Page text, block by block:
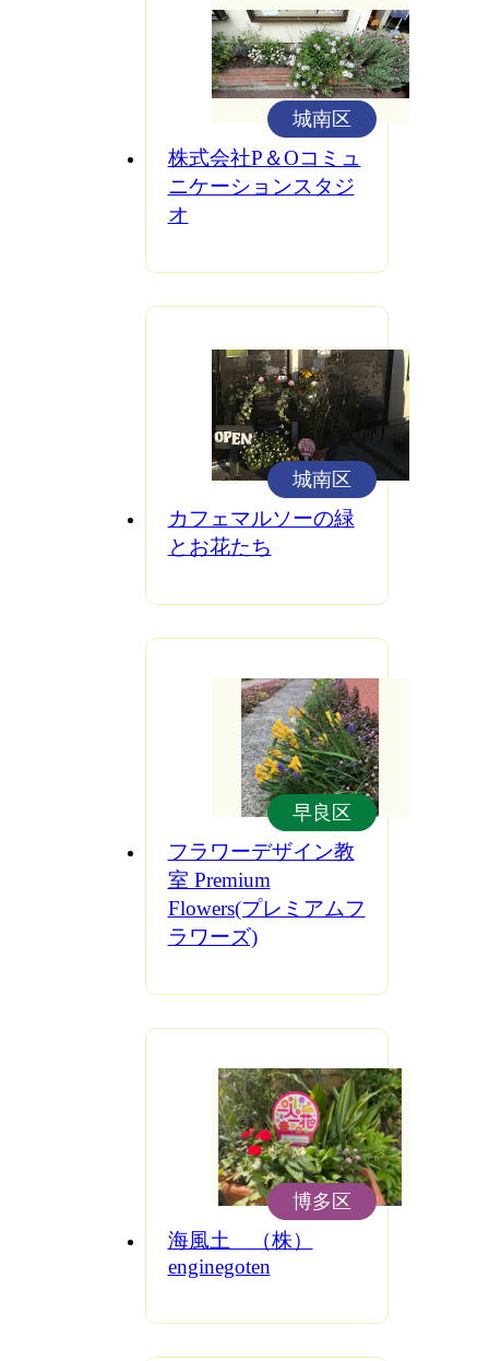
株式会社P＆Oコミュ
ニケーションスタジ
オ
城南区
カフェマルソーの緑
とお花たち
城南区
フラワーデザイン教
室 Premium
Flowers(プレミアムフ
ラワーズ)
早良区
海風土 （株）
enginegoten
博多区